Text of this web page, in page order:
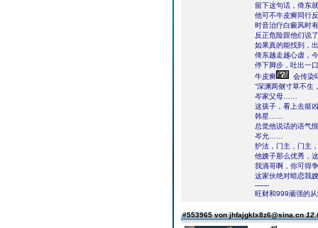
留下这句话，倚东
他可不牛皮癣同行
时音治疗白癜风时
反正危险跟他们说
如果真的能找到，
倚东越走越心虚，
停下脚步，吐出一
牛皮癣
会传染
“深渊两侧寸草不生
岑家父母……
这孩子，看上去挺
韩星……
总觉他说话的语气
岑允……
护法，门主，门主
他嫂子那么优秀，
我滴哥啊，你可得
这家伙绝对暗恋我
——
旺财和999顽强的
#553965 von jhfajgklx8z6@sina.cn